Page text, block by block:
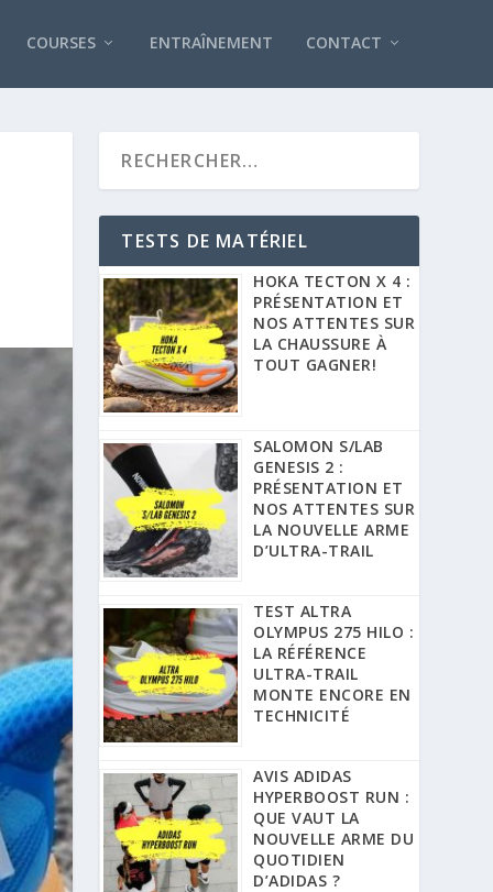
COURSES ENTRAÎNEMENT CONTACT
TESTS DE MATÉRIEL
HOKA TECTON X 4 :
PRÉSENTATION ET
NOS ATTENTES SUR
LA CHAUSSURE À
TOUT GAGNER!
SALOMON S/LAB
GENESIS 2 :
PRÉSENTATION ET
NOS ATTENTES SUR
LA NOUVELLE ARME
D’ULTRA-TRAIL
TEST ALTRA
OLYMPUS 275 HILO :
LA RÉFÉRENCE
ULTRA-TRAIL
MONTE ENCORE EN
TECHNICITÉ
AVIS ADIDAS
HYPERBOOST RUN :
QUE VAUT LA
NOUVELLE ARME DU
QUOTIDIEN
D’ADIDAS ?